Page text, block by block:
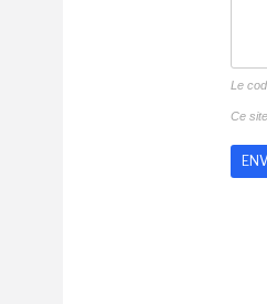
Le
Ce